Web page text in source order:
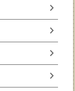
chevron_right
chevron_right
chevron_right
chevron_right